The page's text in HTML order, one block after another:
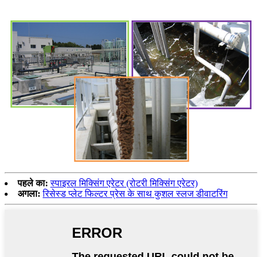
पहले का: स्पाइरल मिक्सिंग एरेटर (रोटरी मिक्सिंग एरेटर)
अगला: रिसेस्ड प्लेट फिल्टर प्रेस के साथ कुशल स्लज डीवाटरिंग